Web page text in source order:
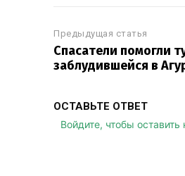
Предыдущая статья
Спасатели помогли
заблудившейся в
ОСТАВЬТЕ ОТВЕТ
Войдите, чтобы